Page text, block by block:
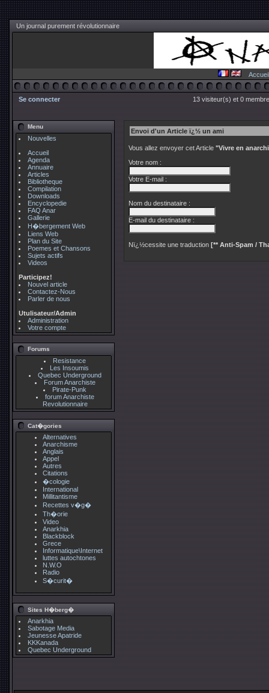
Un journal purement révolutionnaire
Accueil
Se connecter 13 visiteur(s) et 0
Menu
Nouvelles
Accueil
Agenda
Annuaire
Articles
Bibliotheque
Compilation
Downloads
Encyclopedie
FAQ Anar
Gallerie
H�bergement Web
Liens Web
Plan du Site
Poemes et Chansons
Sujets actifs
Videos
Participez!
Nouvel article
Contactez-Nous
Parler de nous
Utulisateur/Admin
Administration
Votre compte
Forums
Resistance
Les Insoumis
Quebec Underground
Forum Anarchiste
Pirate-Punk
forum Anarchiste
Revolutionnaire
Cat�gories
Alternatives
Anarchisme
Anglais
Appel
Autres
Citations
�cologie
International
Millitantisme
Recettes v�g�
Th�orie
Video
Anarkhia
Blackblock
Grece
Informatique\Internet
luttes autochtones
N.W.O
Radio
S�curit�
Sites H�berg�
Anarkhia
Sabotage Media
Jeunesse Apatride
KKKanada
Quebec Underground
Envoi d'un Article ï¿½ un ami
Vous allez envoyer cet Article "Vivre en
Votre nom :
Votre E-mail :
Nom du destinataire :
E-mail du destinataire :
Nï¿½cessite une traduction [** Anti-Spam /